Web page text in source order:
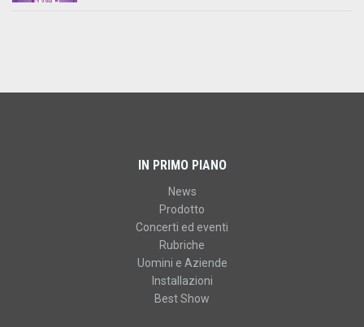
IN PRIMO PIANO
News
Prodotto
Concerti ed eventi
Rubriche
Uomini e Aziende
Installazioni
Best Show